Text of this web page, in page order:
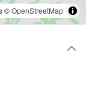
©OpenStreetMap